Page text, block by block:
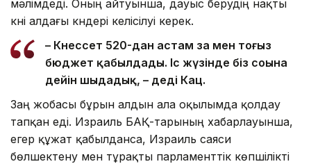
мәлімдеді. Оның айтуынша, дауыс берудің нақты
күні алдағы күндері келісілуі керек.
– Кнессет 520-дан астам заң мен тоғыз
бюджет қабылдады. Іс жүзінде біз соңына
дейін шыдадық, – деді Кац.
Заң жобасы бұрын алдын ала оқылымда қолдау
тапқан еді. Израиль БАҚ-тарының хабарлауынша,
егер құжат қабылданса, Израиль саяси
бөлшектену мен тұрақты парламенттік көпшілікті